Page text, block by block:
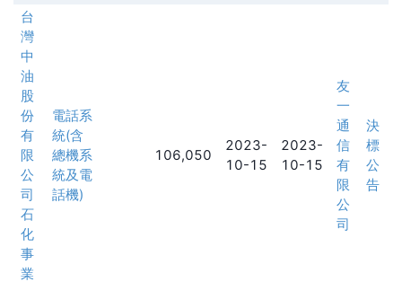
台
灣
中
油
股
份
有
限
公
司
石
化
事
業
電話系
統(含
總機系
統及電
話機)
106,050
2023-
10-15
2023-
10-15
友
一
通
信
有
限
公
司
決
標
公
告